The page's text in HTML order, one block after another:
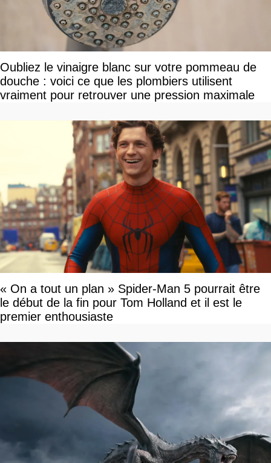
Oubliez le vinaigre blanc sur votre pommeau de
douche : voici ce que les plombiers utilisent
vraiment pour retrouver une pression maximale
« On a tout un plan » Spider-Man 5 pourrait être
le début de la fin pour Tom Holland et il est le
premier enthousiaste